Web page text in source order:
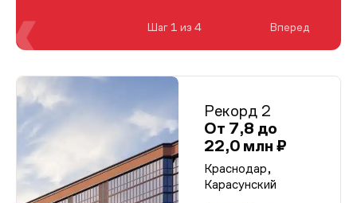
Рекорд 2
От 7,8 до
22,0 млн ₽
Краснодар,
Карасунский
Шаг 1 из 4 Вперед